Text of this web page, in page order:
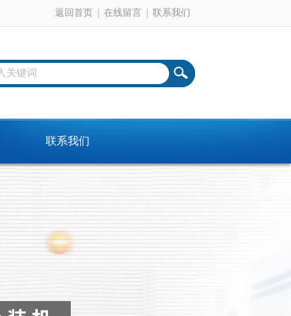
返回首页 在线留言 联系我们
联系我们